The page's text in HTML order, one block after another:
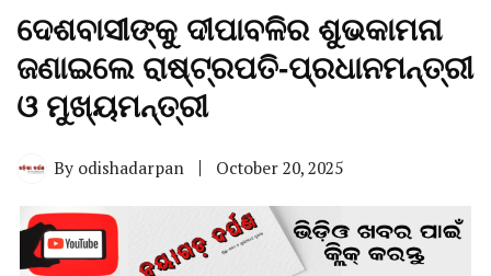
ଦେଶବାସୀଙ୍କୁ ଦୀପାବଳିର ଶୁଭକାମନା
ଜଣାଇଲେ ରାଷ୍ଟ୍ରପତି-ପ୍ରଧାନମନ୍ତ୍ରୀ
ଓ ମୁଖ୍ୟମନ୍ତ୍ରୀ
By odishadarpan October 20, 2025